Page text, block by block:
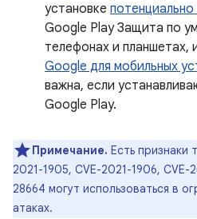
установке
Google Play Защита по
телефонах и планшетах,
Google для мобильных
важна, если
Google Play.
Примечание. Есть признаки
2021-1905, CVE-2021-1906, CVE-
28664 могут использоваться в
атаках.